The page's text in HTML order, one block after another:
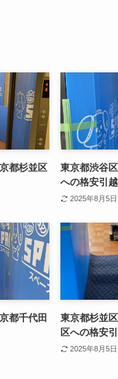
都杉並区
東京都渋谷
への格安引
2025年8月5日
都千代田
東京都杉並
区への格安
2025年8月5日